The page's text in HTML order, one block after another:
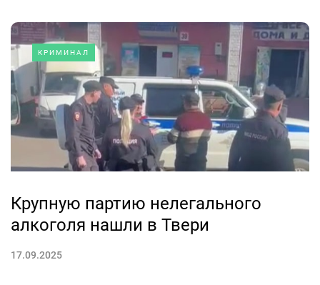
КРИМИНАЛ
Крупную партию нелегального
алкоголя нашли в Твери
17.09.2025